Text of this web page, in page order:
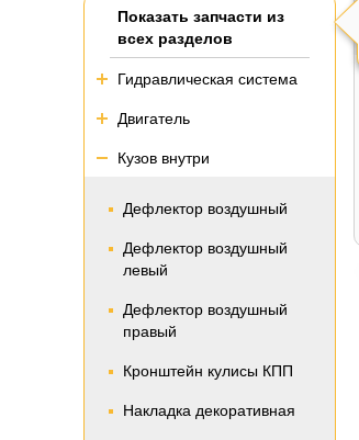
Показать запчасти из
всех разделов
Гидравлическая система
Двигатель
Кузов внутри
Дефлектор воздушный
Дефлектор воздушный
левый
Дефлектор воздушный
правый
Кронштейн кулисы КПП
Накладка декоративная